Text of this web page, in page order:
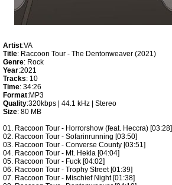
Artist:VA
Title: Raccoon Tour - The Dentonweaver (2021)
Genre: Rock
Year:2021
Tracks: 10
Time: 34:26
Format:MP3
Quality:320kbps | 44.1 kHz | Stereo
Size: 80 MB
01. Raccoon Tour - Horrorshow (feat. Heccra) [03:28]
02. Raccoon Tour - Sofarinrunning [03:50]
03. Raccoon Tour - Converse County [03:51]
04. Raccoon Tour - Mt. Hekla [04:04]
05. Raccoon Tour - Fuck [04:02]
06. Raccoon Tour - Trophy Street [01:39]
07. Raccoon Tour - Mischief Night [01:38]